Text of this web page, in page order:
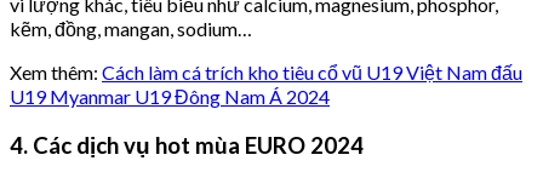
kẽm, đồng, mangan, sodium…
Xem thêm: Cách làm cá trích kho tiêu cổ vũ U19 Việt Nam đấu
U19 Myanmar U19 Đông Nam Á 2024
4. Các dịch vụ hot mùa EURO 2024